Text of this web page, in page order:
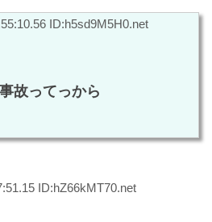
ID:h5sd9M5H0.net
故ってっから
ID:hZ66kMT70.net